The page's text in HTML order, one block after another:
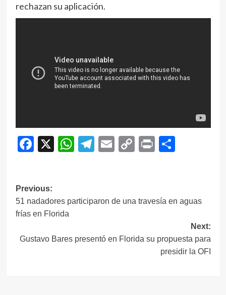
rechazan su aplicación.
Facebook
X WhatsApp
Telegram
EmailCopy
Print
Navegación
de
Previous:
51 nadadores participaron de una travesía en aguas
frías en Florida
Next:
Gustavo Bares presentó en Florida su propuesta para
presidir la OFI